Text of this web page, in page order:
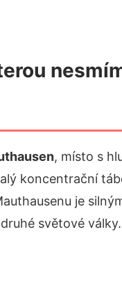
, místo s
koncentrační
je
světové války.